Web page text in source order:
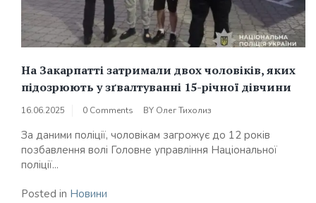
На Закарпатті затримали двох чоловіків, яких
підозрюють у зґвалтуванні 15-річної дівчини
16.06.2025 0 Comments BY Олег Тихолиз
За даними поліції, чоловікам загрожує до 12 років
позбавлення волі Головне управління Національної
поліції...
Posted in Новини